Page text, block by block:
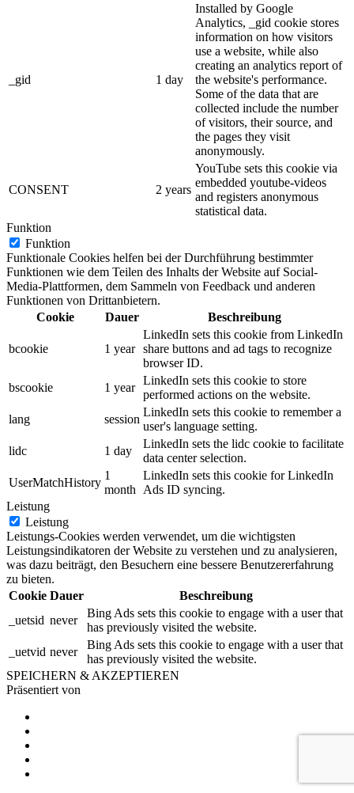
_gid 1 day
Installed by Google
Analytics, _gid cookie stores
information on how visitors
use a website, while also
creating an analytics report of
the website's performance.
Some of the data that are
collected include the number
of visitors, their source, and
the pages they visit
anonymously.
CONSENT 2 years
YouTube sets this cookie via
embedded youtube-videos
and registers anonymous
statistical data.
Funktion
Funktion
Funktionale Cookies helfen bei der Durchführung bestimmter
Funktionen wie dem Teilen des Inhalts der Website auf Social-
Media-Plattformen, dem Sammeln von Feedback und anderen
Funktionen von Drittanbietern.
Cookie
Dauer Beschreibung
bcookie 1 year
LinkedIn sets this cookie from LinkedIn
share buttons and ad tags to recognize
browser ID.
bscookie
1 year
LinkedIn sets this cookie to store
performed actions on the website.
lang
session
LinkedIn sets this cookie to remember a
user's language setting.
lidc
1 day
LinkedIn sets the lidc cookie to facilitate
data center selection.
UserMatchHistory
1
month
LinkedIn sets this cookie for LinkedIn
Ads ID syncing.
Leistung
Leistung
Leistungs-Cookies werden verwendet, um die wichtigsten
Leistungsindikatoren der Website zu verstehen und zu analysieren,
was dazu beiträgt, den Besuchern eine bessere Benutzererfahrung
zu bieten.
Cookie Dauer
Beschreibung
_uetsid never
Bing Ads sets this cookie to engage with a user that
has previously visited the website.
_uetvid never
Bing Ads sets this cookie to engage with a user that
has previously visited the website.
SPEICHERN & AKZEPTIEREN
Präsentiert von